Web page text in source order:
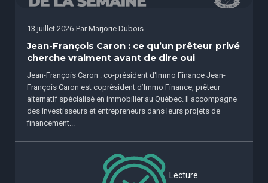
13 juillet 2026 Par Marjorie Dubois
Jean-François Caron : ce qu’un prêteur privé
cherche vraiment avant de dire oui
Jean-François Caron : co-président d'Immo Finance Jean-
François Caron est coprésident d’Immo Finance, prêteur
alternatif spécialisé en immobilier au Québec. Il accompagne
des investisseurs et entrepreneurs dans leurs projets de
financement...
Lecture